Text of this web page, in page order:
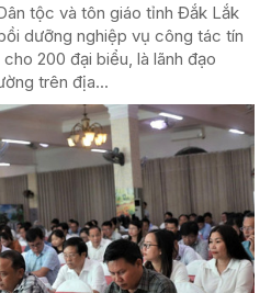
tộc và tôn giáo tỉnh Đắk Lắk
dưỡng nghiệp vụ công tác tín
200 đại biểu, là lãnh đạo
trên địa...